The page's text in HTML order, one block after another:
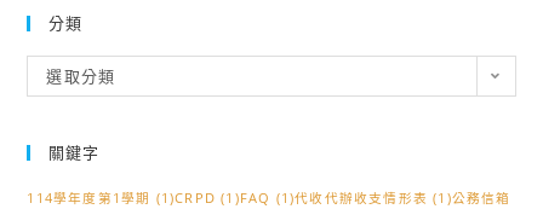
分類
類
選取分類
關鍵字
114學年度第1學期 (1)CRPD (1)FAQ (1)代收代辦收支情形表 (1)公務信箱